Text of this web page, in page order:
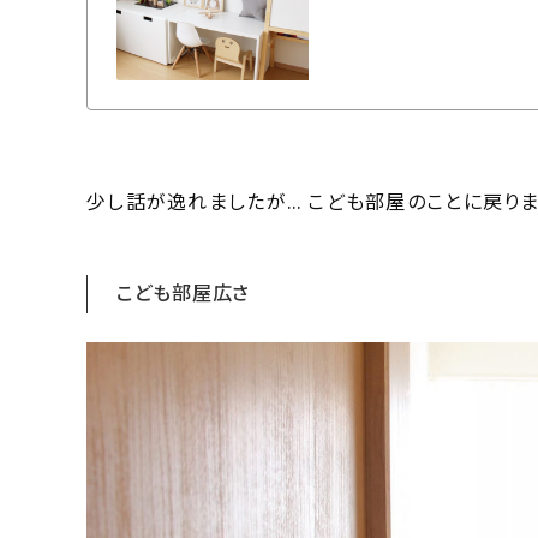
少し話が逸れましたが… こども部屋のことに戻りま
こども部屋広さ